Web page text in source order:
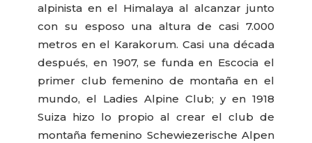
alpinista en el Himalaya al alcanzar junto
con su esposo una altura de casi 7.000
metros en el Karakorum. Casi una década
después, en 1907, se funda en Escocia el
primer club femenino de montaña en el
mundo, el Ladies Alpine Club; y en 1918
Suiza hizo lo propio al crear el club de
montaña femenino Schewiezerische Alpen